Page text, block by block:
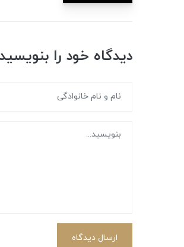
دیدگاه خود را
ارسال دیدگاه